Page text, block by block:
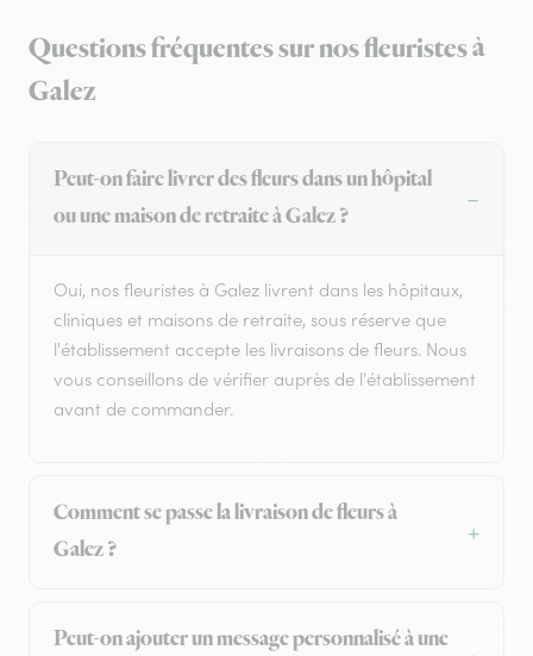
Questions fréquentes sur nos fleuristes à
Galez
Peut-on faire livrer des fleurs dans un hôpital
ou une maison de retraite à Galez ?
Oui, nos fleuristes à Galez livrent dans les hôpitaux,
cliniques et maisons de retraite, sous réserve que
l'établissement accepte les livraisons de fleurs. Nous
vous conseillons de vérifier auprès de l'établissement
avant de commander.
Comment se passe la livraison de fleurs à
Galez ?
Peut-on ajouter un message personnalisé à une